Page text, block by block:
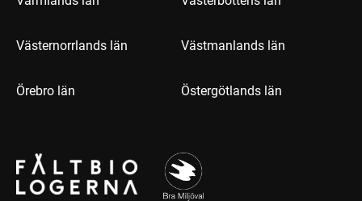
Västernorrlands län Västmanlands län
Örebro län Östergötlands län